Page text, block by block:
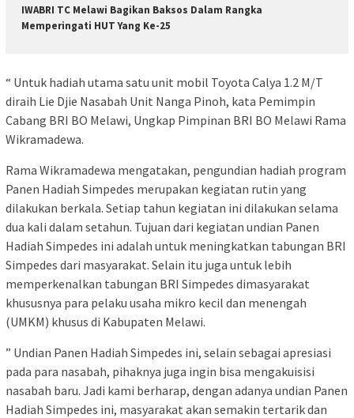
IWABRI TC Melawi Bagikan Baksos Dalam Rangka
Memperingati HUT Yang Ke-25
“ Untuk hadiah utama satu unit mobil Toyota Calya 1.2 M/T
diraih Lie Djie Nasabah Unit Nanga Pinoh, kata Pemimpin
Cabang BRI BO Melawi, Ungkap Pimpinan BRI BO Melawi Rama
Wikramadewa.
Rama Wikramadewa mengatakan, pengundian hadiah program
Panen Hadiah Simpedes merupakan kegiatan rutin yang
dilakukan berkala. Setiap tahun kegiatan ini dilakukan selama
dua kali dalam setahun. Tujuan dari kegiatan undian Panen
Hadiah Simpedes ini adalah untuk meningkatkan tabungan BRI
Simpedes dari masyarakat. Selain itu juga untuk lebih
memperkenalkan tabungan BRI Simpedes dimasyarakat
khususnya para pelaku usaha mikro kecil dan menengah
(UMKM) khusus di Kabupaten Melawi.
” Undian Panen Hadiah Simpedes ini, selain sebagai apresiasi
pada para nasabah, pihaknya juga ingin bisa mengakuisisi
nasabah baru. Jadi kami berharap, dengan adanya undian Panen
Hadiah Simpedes ini, masyarakat akan semakin tertarik dan